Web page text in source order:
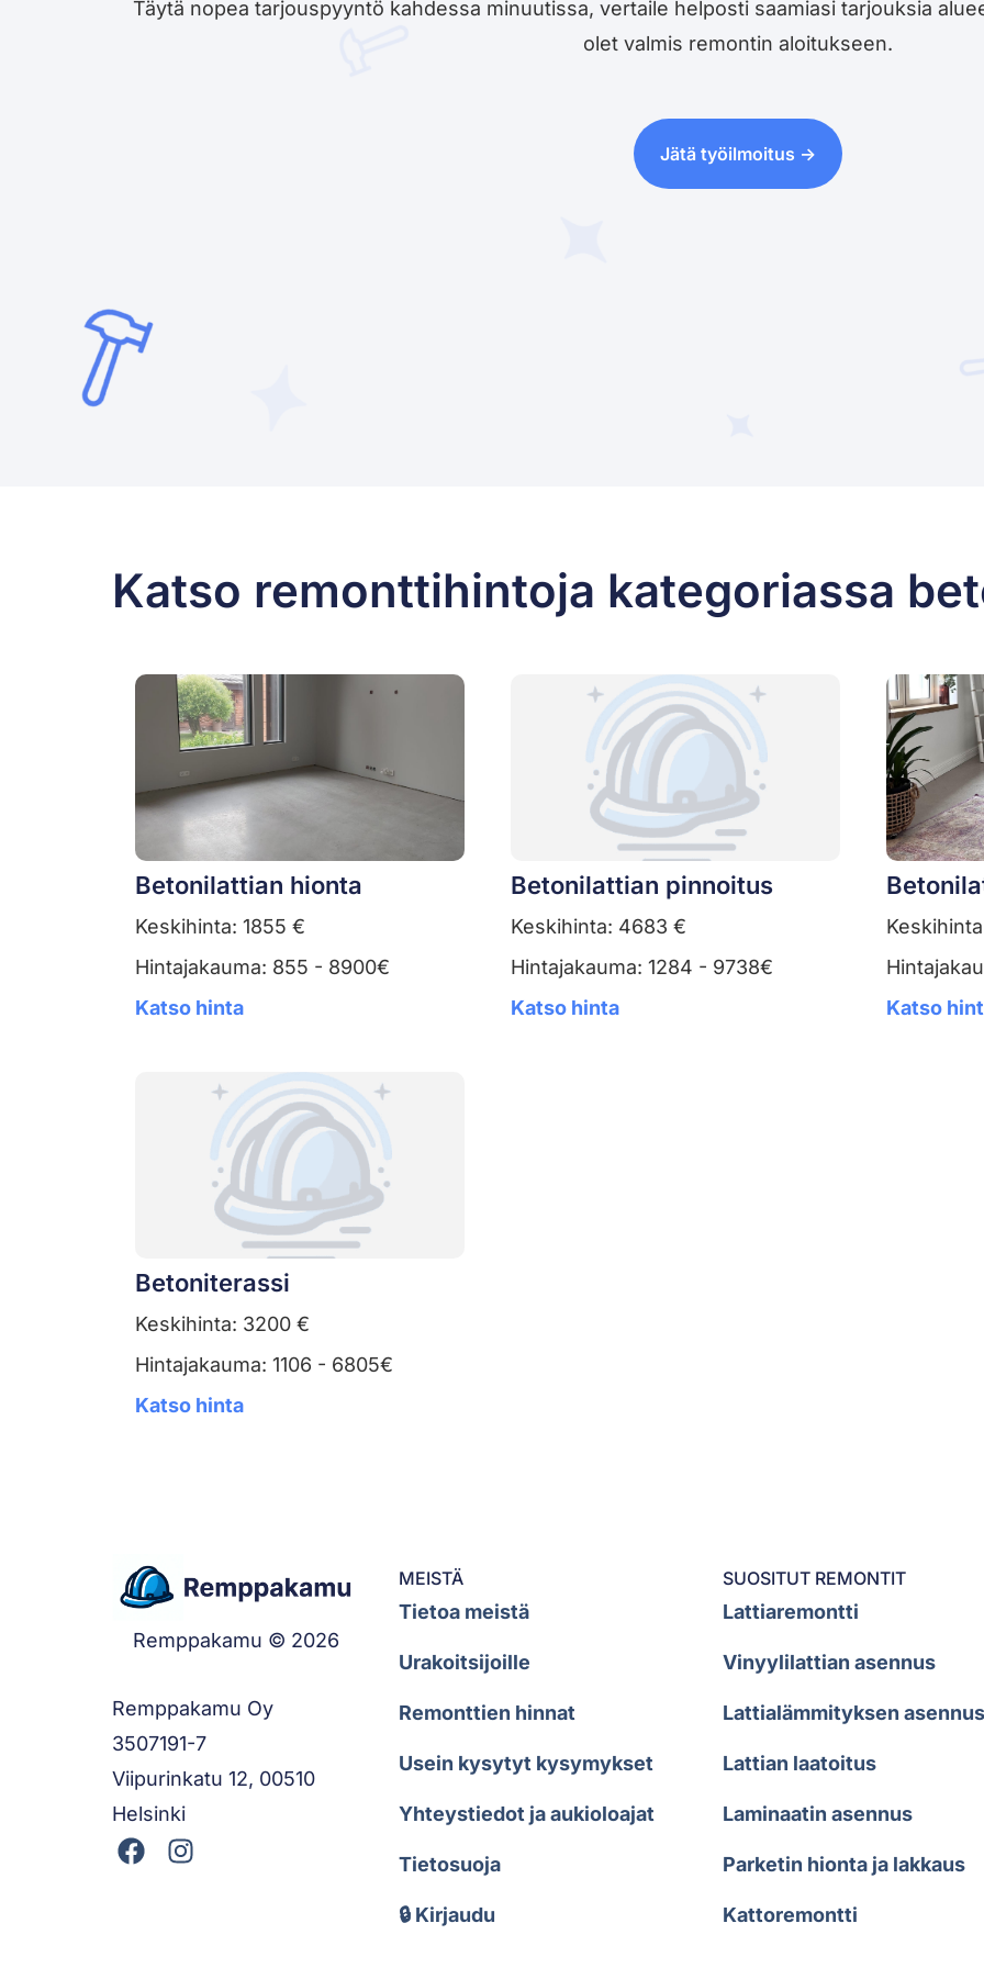
Täytä nopea tarjouspyyntö kahdessa minuutissa, vertaile helposti saamiasi tarjouksia
olet valmis remontin aloitukseen.
Jätä työilmoitus ->
Katso remonttihintoja kategoriassa
Betonilattian hionta
Keskihinta: 1855 €
Hintajakauma: 855 - 8900€
Katso hinta
Betonilattian pinnoitus
Keskihinta: 4683 €
Hintajakauma: 1284 - 9738€
Katso hinta
Katso
Betoniterassi
Keskihinta: 3200 €
Hintajakauma: 1106 - 6805€
Katso hinta
Remppakamu © 2026
Remppakamu Oy
3507191-7
Viipurinkatu 12, 00510
Helsinki
MEISTÄ
Tietoa meistä
Urakoitsijoille
Remonttien hinnat
Usein kysytyt kysymykset
Yhteystiedot ja aukioloajat
Tietosuoja
🔒 Kirjaudu
SUOSITUT REMONTIT
Lattiaremontti
Vinyylilattian asennus
Lattialämmityksen asennus
Lattian laatoitus
Laminaatin asennus
Parketin hionta ja lakkaus
Kattoremontti